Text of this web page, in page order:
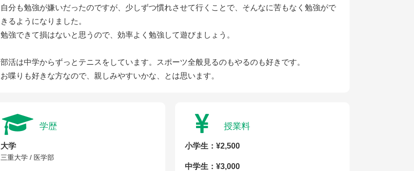
自分も勉強が嫌いだったのですが、少しずつ慣れさせて行くことで、そんなに苦もなく勉強がで
きるようになりました。
勉強できて損はないと思うので、効率よく勉強して遊びましょう。
部活は中学からずっとテニスをしています。スポーツ全般見るのもやるのも好きです。
お喋りも好きな方なので、親しみやすいかな、とは思います。
学歴
大学
三重大学 / 医学部
授業料
小学生：¥2,500
中学生：¥3,000